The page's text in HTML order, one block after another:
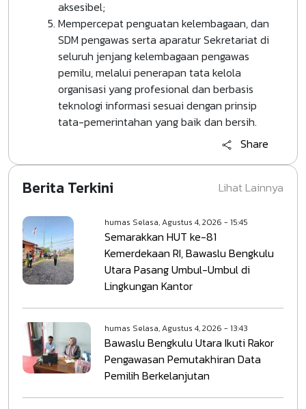
aksesibel;
Mempercepat penguatan kelembagaan, dan
SDM pengawas serta aparatur Sekretariat di
seluruh jenjang kelembagaan pengawas
pemilu, melalui penerapan tata kelola
organisasi yang profesional dan berbasis
teknologi informasi sesuai dengan prinsip
tata-pemerintahan yang baik dan bersih.
Share
Berita Terkini
humas Selasa, Agustus 4, 2026 - 15:45
Semarakkan HUT ke-81
Kemerdekaan RI, Bawaslu Bengkulu
Utara Pasang Umbul-Umbul di
Lingkungan Kantor
humas Selasa, Agustus 4, 2026 - 13:43
Bawaslu Bengkulu Utara Ikuti Rakor
Pengawasan Pemutakhiran Data
Pemilih Berkelanjutan
Lihat Lainnya